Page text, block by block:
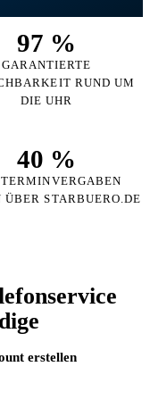
97 %
GARANTIERTE
RUND UM
DIE UHR
40 %
ÜBER STARBUERO.DE
erstellen